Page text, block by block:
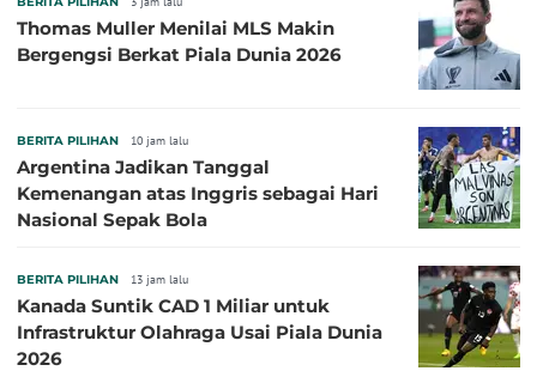
Thomas Muller Menilai MLS Makin
Bergengsi Berkat Piala Dunia 2026
BERITA PILIHAN 10 jam lalu
Argentina Jadikan Tanggal
Kemenangan atas Inggris sebagai Hari
Nasional Sepak Bola
BERITA PILIHAN 13 jam lalu
Kanada Suntik CAD 1 Miliar untuk
Infrastruktur Olahraga Usai Piala Dunia
2026